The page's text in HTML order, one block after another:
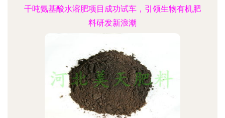
千吨氨基酸水溶肥项目成功试车，引领生物有机肥
料研发新浪潮